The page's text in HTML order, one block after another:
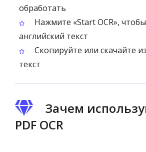
обработать
Нажмите «Start OCR»,
английский текст
Скопируйте или скачайте
текст
Зачем
PDF OCR